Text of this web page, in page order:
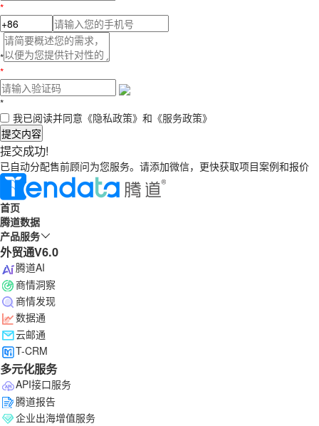
*
*
*
*
我已阅读并同意 《隐私政策》 和 《服务政策》
提交内容
提交成功!
已自动分配售前顾问为您服务。请添加微信，更快获取项目案例和报价
首页
腾道数据
产品服务
外贸通V6.0
腾道AI
商情洞察
商情发现
数据通
云邮通
T-CRM
多元化服务
API接口服务
腾道报告
企业出海增值服务